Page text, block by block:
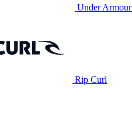
Under Armour
Rip Curl